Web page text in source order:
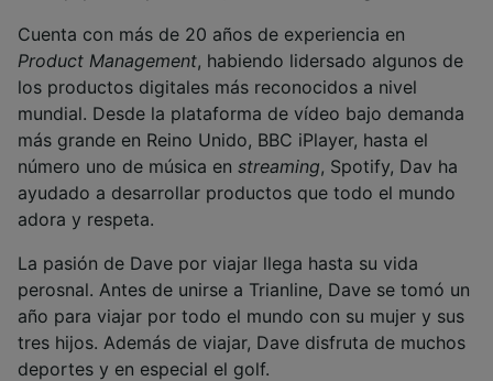
Cuenta con más de 20 años de experiencia en
Product Management, habiendo lidersado algunos de
los productos digitales más reconocidos a nivel
mundial. Desde la plataforma de vídeo bajo demanda
más grande en Reino Unido, BBC iPlayer, hasta el
número uno de música en streaming, Spotify, Dav ha
ayudado a desarrollar productos que todo el mundo
adora y respeta.
La pasión de Dave por viajar llega hasta su vida
perosnal. Antes de unirse a Trianline, Dave se tomó un
año para viajar por todo el mundo con su mujer y sus
tres hijos. Además de viajar, Dave disfruta de muchos
deportes y en especial el golf.